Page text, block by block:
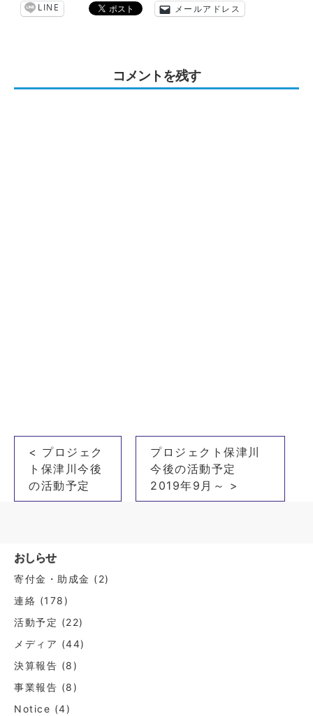
LINE メールアドレス
コメントを残す
ビ
ー
シ
ョ
ン
< プロジェク
ト保津川今後
の活動予定
プロジェクト保津川
今後の活動予定
2019年9月～ >
おしらせ
寄付金・助成金 (2)
連絡 (178)
活動予定 (22)
メディア (44)
決算報告 (8)
事業報告 (8)
Notice (4)